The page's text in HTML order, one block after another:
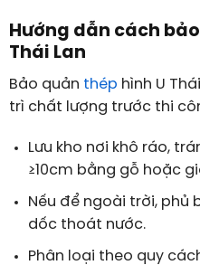
Hướng dẫn cách
Thái Lan
Bảo quản thép hình U
trì chất lượng trước thi
Lưu kho nơi khô ráo,
≥10cm bằng gỗ hoặc
Nếu để ngoài trời,
dốc thoát nước.
Phân loại theo quy